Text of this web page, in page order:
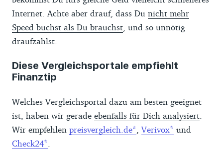
Internet. Achte aber drauf, dass Du nicht mehr
Speed buchst als Du brauchst , und so unnötig
draufzahlst.
Diese Vergleichsportale empfiehlt
Finanztip
Welches Vergleichsportal dazu am besten geeignet
ist, haben wir gerade ebenfalls für Dich analysiert
Wir empfehlen preisvergleich.de ,Verivox
und
Check24